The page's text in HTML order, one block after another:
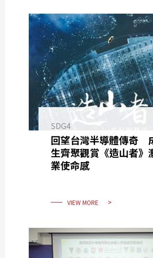
SDG4
回望台灣半導體傳奇
生齊聚觀賞《造山者》
業使命感
VIEW MORE